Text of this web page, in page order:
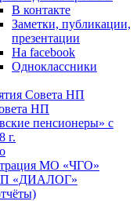
В контакте
Заметки, публикации,
презентации
На facebook
Одноклассники
Совета НП
НП
пенсионеры» с
г.
МО «ЧГО»
«ДИАЛОГ»